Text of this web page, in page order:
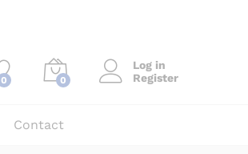
0 0
Log in
Register
Contact